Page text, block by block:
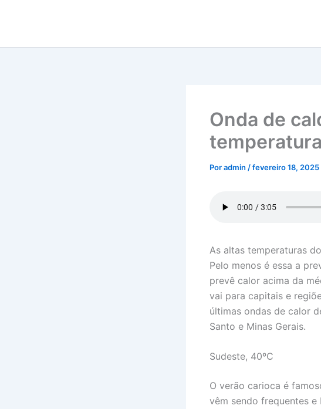
Onda de
Poradmin /fevereiro 18, 2025
As altas temperaturas
Pelo menos é essa a
prevê calor acima da
vai para capitais e
últimas ondas de calor
Santo e Minas Gerais.
Sudeste, 40ºC
O verão carioca é
vêm sendo frequentes e